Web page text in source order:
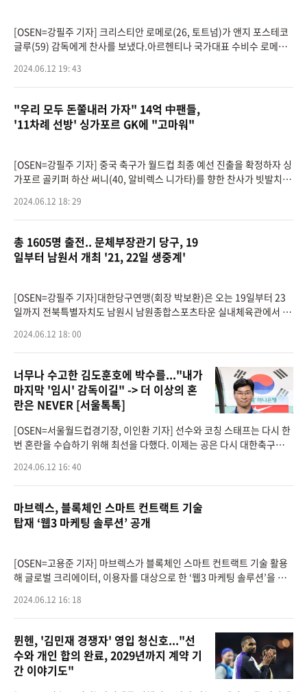
[OSEN=강필주 기자] 크리스티안 로메로(26, 토트넘)가 앤지 포스테코
글루(59) 감독에게 찬사를 보냈다.아르헨티나 국가대표 수비수 로메로
요한 행위에도 수비의
2024.06.12 19: 43
"우리 모두 돈쭐내러 가자" 14억 中팬들,
'11차례 선방' 싱가포르 GK에 "고마워"
[OSEN=강필주 기자] 중국 축구가 월드컵 최종 예선 진출을 확정하자 싱
가포르 골키퍼 하산 써니(40, 알비렉스 니가타)를 향한 찬사가 빗발치고
중국은 지난 1
2024.06.12 18: 29
총 1605명 출전.. 문체부장관기 당구, 19
일부터 남원서 개최 '21, 22일 생중계'
[OSEN=강필주 기자]대한당구연맹(회장 박보환)은 오는 19일부터 23
일까지 전북특별자치도 남원시 남원종합스포츠타운 실내체육관에서 제
당구선수권대회를 개최
2024.06.12 18: 00
너무나 수고한 김도훈호에 박수를..."내가
마지막 '임시' 감독이길" -> 더 이상의 혼
란은 NEVER [서울톡톡]
[OSEN=서울월드컵경기장, 이인환 기자] 선수와 코칭 스태프는 다시 한
번 혼란을 수습하기 위해 최선을 다했다. 이제는 공은 다시 대한축구협회
은 11일 오후 8시
2024.06.12 16: 40
마브렉스, 블록체인 스마트 컨트랙트 기술
탑재 ‘웹3 마케팅 솔루션’ 공개
[OSEN=고용준 기자] 마브렉스가 블록체인 스마트 컨트랙트 기술 활용
해 글로벌 크리에이터, 이용자를 대상으로 한 ‘웹3 마케팅 솔루션’을 공
마
2024.06.12 16: 18
뮌헨, '김민재 경쟁자' 영입 청신호..."선
수와 개인 합의 완료, 2029년까지 계약 기
간 이야기도"